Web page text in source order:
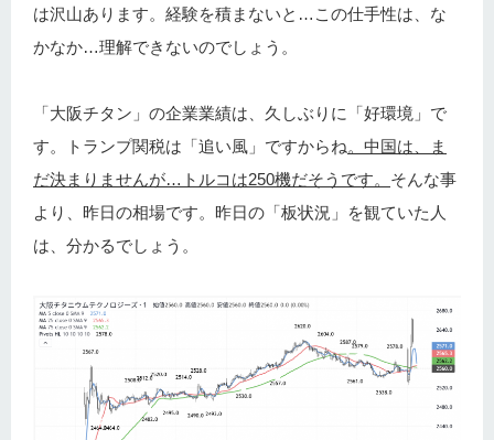
は沢山あります。経験を積まないと…この仕手性は、な
かなか…理解できないのでしょう。
「大阪チタン」の企業業績は、久しぶりに「好環境」で
す。トランプ関税は「追い風」ですからね。中国は、ま
だ決まりませんが…トルコは250機だそうです。 そんな事
より、昨日の相場です。昨日の「板状況」を観ていた人
は、分かるでしょう。